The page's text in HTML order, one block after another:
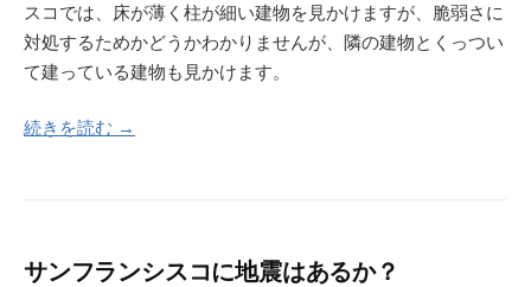
スコでは、床が薄く柱が細い建物を見かけますが、脆弱さに
対処するためかどうかわかりませんが、隣の建物とくっつい
て建っている建物も見かけます。
続きを読む →
サンフランシスコに地震はあるか？